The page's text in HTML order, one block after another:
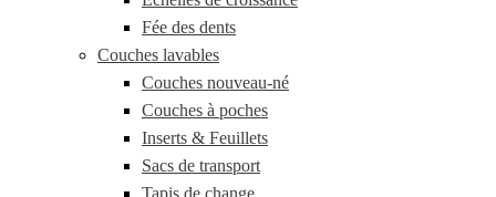
Fée des dents
Couches lavables
Couches nouveau-né
Couches à poches
Inserts & Feuillets
Sacs de transport
Tapis de change